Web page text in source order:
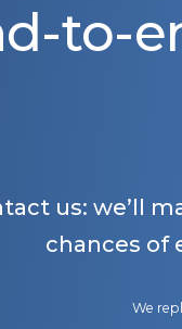
to-
us: we’ll
chances of
We